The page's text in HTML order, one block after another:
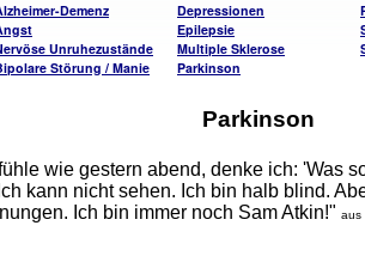
Demenz
Unruhezustände
Störung / Manie
Depressionen
Epilepsie
Multiple Sklerose
Parkinson
Parkinson
wie gestern abend, denke ich: 'Was
kann nicht sehen. Ich bin halb blind.
Ich bin immer noch Sam Atkin!" aus